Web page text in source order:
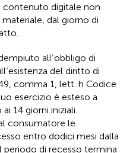
digitale non
dal giorno di
all’obbligo di
del diritto di
comma 1, lett. h Codice
esercizio è esteso a
14 giorni iniziali.
consumatore le
entro dodici mesi dalla
di recesso termina